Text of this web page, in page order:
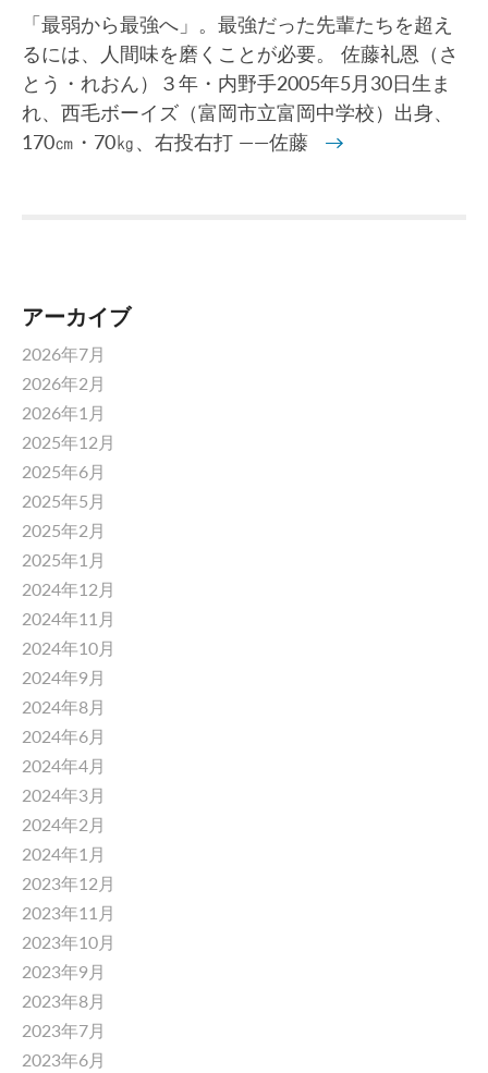
「最弱から最強へ」。最強だった先輩たちを超え
るには、人間味を磨くことが必要。 佐藤礼恩（さ
とう・れおん）３年・内野手2005年5月30日生ま
れ、西毛ボーイズ（富岡市立富岡中学校）出身、
170㎝・70㎏、右投右打 ――佐藤 →
アーカイブ
2026年7月
2026年2月
2026年1月
2025年12月
2025年6月
2025年5月
2025年2月
2025年1月
2024年12月
2024年11月
2024年10月
2024年9月
2024年8月
2024年6月
2024年4月
2024年3月
2024年2月
2024年1月
2023年12月
2023年11月
2023年10月
2023年9月
2023年8月
2023年7月
2023年6月